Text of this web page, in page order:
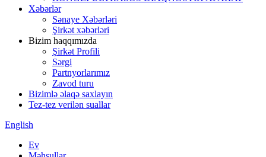
Xəbərlər
Sənaye Xəbərləri
Şirkət xəbərləri
Bizim haqqımızda
Şirkət Profili
Sərgi
Partnyorlarımız
Zavod turu
Bizimlə əlaqə saxlayın
Tez-tez verilən suallar
English
Ev